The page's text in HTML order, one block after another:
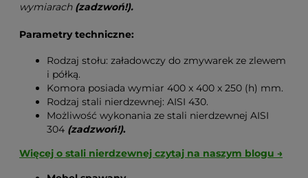
wymiarach (zadzwoń!).
Parametry techniczne:
Rodzaj stołu: załadowczy do zmywarek ze zlewem
i półką.
Komora posiada wymiar 400 x 400 x 250 (h) mm.
Rodzaj stali nierdzewnej: AISI 430.
Możliwość wykonania ze stali nierdzewnej AISI
304 (zadzwoń!).
Więcej o stali nierdzewnej czytaj na naszym blogu →